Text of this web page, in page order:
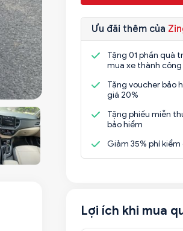
Ưu đãi thêm của
Tặng 01 phần quà
mua xe thành
Tặng voucher bảo
giá 20%
Tặng phiếu miễn
bảo hiểm
Giảm 35% phí
Lợi ích khi mua